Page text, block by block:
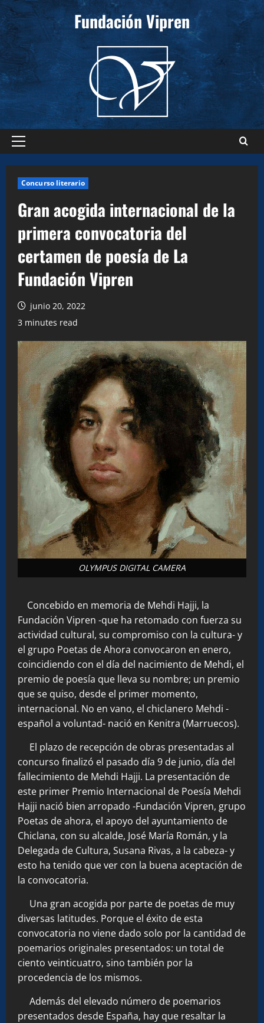
Saltar
al
contenido
Fundación Vipren
Menú
Concurso literario
Gran acogida internacional de la
primera convocatoria del
certamen de poesía de La
Fundación Vipren
junio 20, 2022
3 minutes read
OLYMPUS DIGITAL CAMERA
Concebido en memoria de Mehdi Hajji, la
Fundación Vipren -que ha retomado con fuerza su
actividad cultural, su compromiso con la cultura- y
el grupo Poetas de Ahora convocaron en enero,
coincidiendo con el día del nacimiento de Mehdi, el
premio de poesía que lleva su nombre; un premio
que se quiso, desde el primer momento,
internacional. No en vano, el chiclanero Mehdi -
español a voluntad- nació en Kenitra (Marruecos).
El plazo de recepción de obras presentadas al
concurso finalizó el pasado día 9 de junio, día del
fallecimiento de Mehdi Hajji. La presentación de
este primer Premio Internacional de Poesía Mehdi
Hajji nació bien arropado -Fundación Vipren, grupo
Poetas de ahora, el apoyo del ayuntamiento de
Chiclana, con su alcalde, José María Román, y la
Delegada de Cultura, Susana Rivas, a la cabeza- y
esto ha tenido que ver con la buena aceptación de
la convocatoria.
Una gran acogida por parte de poetas de muy
diversas latitudes. Porque el éxito de esta
convocatoria no viene dado solo por la cantidad de
poemarios originales presentados: un total de
ciento veinticuatro, sino también por la
procedencia de los mismos.
Además del elevado número de poemarios
presentados desde España, hay que resaltar la